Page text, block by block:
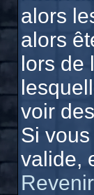
alors
alors
lors de
voir
Si
valide,